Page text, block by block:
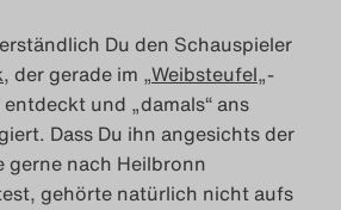
2022
2023
Du den Schauspieler
, der gerade im „Weibsteufel„-
und „damals“ ans
Dass Du ihn angesichts der
gerne nach Heilbronn
gehörte natürlich nicht aufs